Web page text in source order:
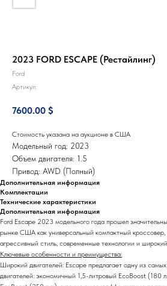
2023 FORD ESCAPE (Рестайлинг)
Ford
Артикул:
7600.00 $
Стоимость указана на аукционе в США
Модельный год: 2023
Объем двигателя: 1.5
Привод: AWD (Полный)
Дополнительная информация
Комплектации
Технические характеристики
Дополнительная информация
Ford Escape 2023 модельного года прошел
рынке США как универсальный компактный
агрессивный стиль, современные технологии и
Ключевые особенности и преимущества:
Широкий двигателей: Escape предлагает одну из
двигателей: экономичный 1,5-литровый EcoBoost (180